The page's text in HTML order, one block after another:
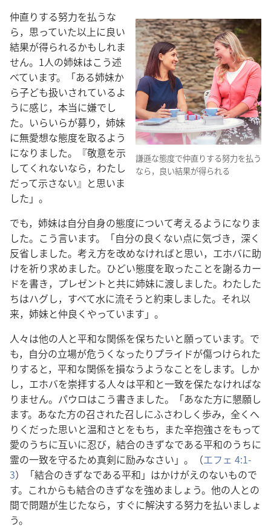
謙遜な態度で仲直りする努力を払う
なら，良い結果が得られる
仲直りする努力を払うな
ら，思っていた以上に良い
結果が得られるかもしれま
せん。1人の姉妹はこう述
べています。「ある姉妹か
ら子ども扱いされているよ
うに感じ，本当に嫌でし
た。いらいらが募り，姉妹
に無愛想な態度を取るよう
になりました。『敬意を示
してくれないなら，わたし
だって示さない』と思いま
した」。
でも，姉妹は自分自身の態度について考えるようになりま
した。こう言います。「自分の良くない点に気づき，深く
反省しました。考え方を改めなければと思い，エホバに助
けを祈り求めました。ひどい態度を取ったことを謝るカー
ドを書き，プレゼントと共に姉妹に渡しました。わたした
ちはハグし，すべて水に流そうと約束しました。それ以
来，姉妹と仲良くやっています」。
人々は他の人と平和な関係を保ちたいと願っています。で
も，自分の立場が危うくなったりプライドが傷つけられた
りすると，平和な関係を損なうようなことをします。しか
し，エホバを崇拝する人々は平和と一致を保たなければな
りません。パウロはこう書きました。「あなた方に懇願し
ます。あなた方の召された召しにふさわしく歩み，全くへ
りくだった思いと温和さとをもち，また辛抱強さをもって
愛のうちに互いに忍び，結合のきずなである平和のうちに
霊の一致を守るため真剣に励みなさい」。（エフェ 4:1-
3）「結合のきずなである平和」はかけがえのないもので
す。これからも結合のきずなを強めましょう。他の人との
間で問題が生じたなら，すぐに解決する努力を払いましょ
う。